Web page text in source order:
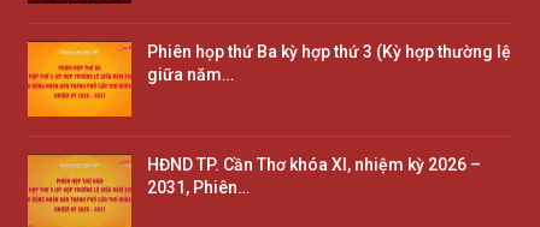
Phiên họp thứ Ba kỳ hợp thứ 3 (Kỳ hợp thường lệ
giữa năm…
HĐND TP. Cần Thơ khóa XI, nhiệm kỳ 2026 –
2031, Phiên…